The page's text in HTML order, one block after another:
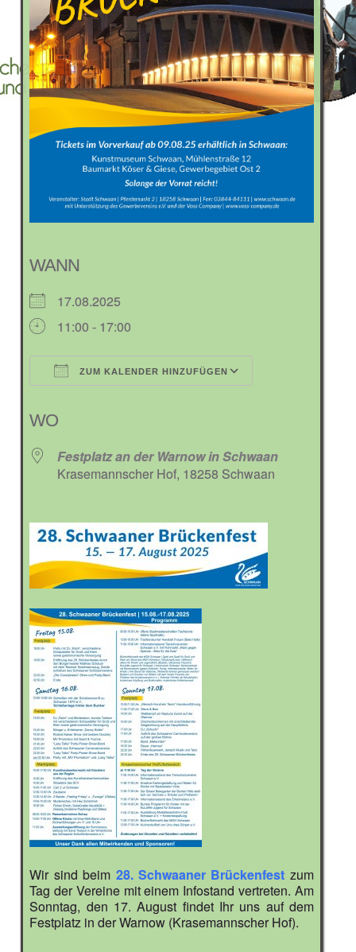
WANN
17.08.2025
11:00 - 17:00
ZUM KALENDER HINZUFÜGEN
WO
Festplatz an der Warnow in Schwaan
Krasemannscher Hof, 18258 Schwaan
Wir sind beim 28. Schwaaner Brückenfest zum
Tag der Vereine mit einem Infostand vertreten. Am
Sonntag, den 17. August findet Ihr uns auf dem
Festplatz in der Warnow (Krasemannscher Hof).